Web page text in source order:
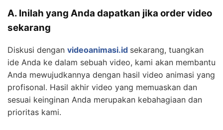
A. Inilah yang Anda dapatkan jika order video
sekarang
Diskusi dengan videoanimasi.id sekarang, tuangkan
ide Anda ke dalam sebuah video, kami akan membantu
Anda mewujudkannya dengan hasil video animasi yang
profisonal. Hasil akhir video yang memuaskan dan
sesuai keinginan Anda merupakan kebahagiaan dan
prioritas kami.